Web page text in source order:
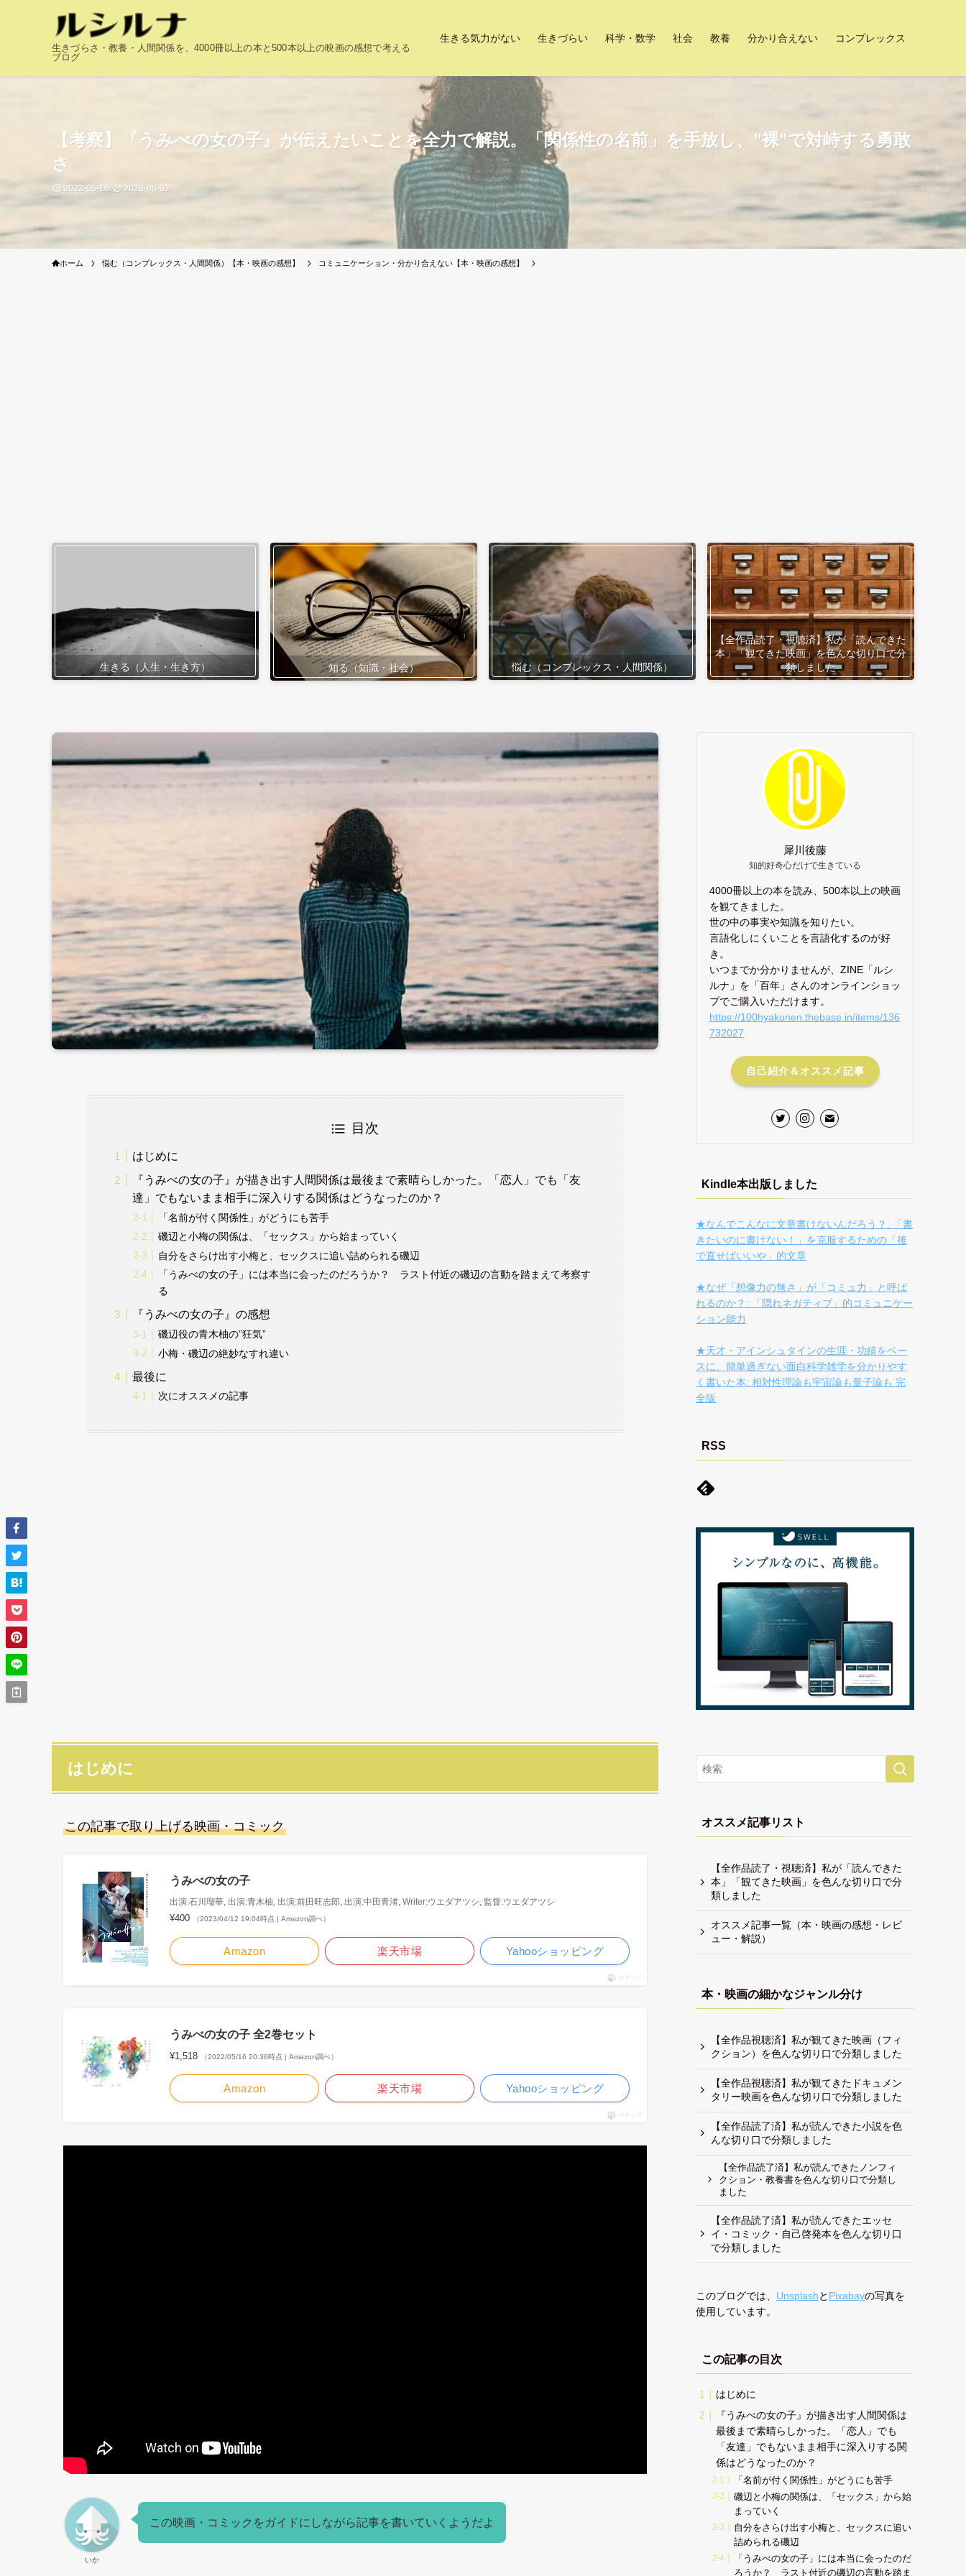
生きづらさ・教養・人間関係を、4000冊以上の本と500本以上の映画の感想で考える
ブログ
生きる気力がない 生きづらい 科学・数学 社会 教養 分かり合えない コンプレックス
【考察】『うみべの女の子』が伝えたいことを全力で解説。「関係性の名前」を手放し、”裸”で対峙する勇敢
さ
2022-05-16 2026-06-02
ホーム 悩む（コンプレックス・人間関係）【本・映画の感想】 コミュニケーション・分かり合えない【本・映画の感想】
生きる（人生・生き方） 知る（知識・社会） 悩む（コンプレックス・人間関係）
【全作品読了・視聴済】私が「読んできた
本」「観てきた映画」を色んな切り口で分
類しました
目次
はじめに
『うみべの女の子』が描き出す人間関係は最後まで素晴らしかった。「恋人」でも「友
達」でもないまま相手に深入りする関係はどうなったのか？
「名前が付く関係性」がどうにも苦手
磯辺と小梅の関係は、「セックス」から始まっていく
自分をさらけ出す小梅と、セックスに追い詰められる磯辺
「うみべの女の子」には本当に会ったのだろうか？ ラスト付近の磯辺の言動を踏まえて考察す
る
『うみべの女の子』の感想
磯辺役の青木柚の”狂気”
小梅・磯辺の絶妙なすれ違い
最後に
次にオススメの記事
はじめに
この記事で取り上げる映画・コミック
うみべの女の子
出演:石川瑠華, 出演:青木柚, 出演:前田旺志郎, 出演:中田青渚, Writer:ウエダアツシ, 監督:ウエダアツシ
¥400 （2023/04/12 19:04時点 | Amazon調べ）
Amazon 楽天市場 Yahooショッピング
ポチップ
うみべの女の子 全2巻セット
¥1,518 （2022/05/16 20:36時点 | Amazon調べ）
Amazon 楽天市場 Yahooショッピング
ポチップ
いか
この映画・コミックをガイドにしながら記事を書いていくようだよ
犀川後藤
知的好奇心だけで生きている
4000冊以上の本を読み、500本以上の映画
を観てきました。
世の中の事実や知識を知りたい。
言語化しにくいことを言語化するのが好
き。
いつまでか分かりませんが、ZINE「ルシ
ルナ」を「百年」さんのオンラインショッ
プでご購入いただけます。
https://100hyakunen.thebase.in/items/136
732027
自己紹介＆オススメ記事
Kindle本出版しました
★なんでこんなに文章書けないんだろう？: 「書
きたいのに書けない！」を克服するための「後
で直せばいいや」的文章
★なぜ「想像力の無さ」が「コミュ力」と呼ば
れるのか？: 「隠れネガティブ」的コミュニケー
ション能力
★天才・アインシュタインの生涯・功績をベー
スに、簡単過ぎない面白科学雑学を分かりやす
く書いた本: 相対性理論も宇宙論も量子論も 完
全版
RSS
オススメ記事リスト
【全作品読了・視聴済】私が「読んできた
本」「観てきた映画」を色んな切り口で分
類しました
オススメ記事一覧（本・映画の感想・レビ
ュー・解説）
本・映画の細かなジャンル分け
【全作品視聴済】私が観てきた映画（フィ
クション）を色んな切り口で分類しました
【全作品視聴済】私が観てきたドキュメン
タリー映画を色んな切り口で分類しました
【全作品読了済】私が読んできた小説を色
んな切り口で分類しました
【全作品読了済】私が読んできたノンフィ
クション・教養書を色んな切り口で分類し
ました
【全作品読了済】私が読んできたエッセ
イ・コミック・自己啓発本を色んな切り口
で分類しました
このブログでは、 Unsplashと Pixabayの写真を
使用しています。
この記事の目次
はじめに
『うみべの女の子』が描き出す人間関係は
最後まで素晴らしかった。「恋人」でも
「友達」でもないまま相手に深入りする関
係はどうなったのか？
「名前が付く関係性」がどうにも苦手
磯辺と小梅の関係は、「セックス」から始
まっていく
自分をさらけ出す小梅と、セックスに追い
詰められる磯辺
「うみべの女の子」には本当に会ったのだ
ろうか？ ラスト付近の磯辺の言動を踏ま